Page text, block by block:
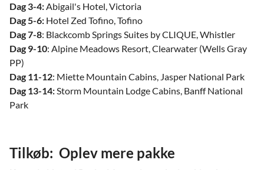
Dag 3-4:Abigail's Hotel, Victoria
Dag 5-6: Hotel Zed Tofino, Tofino
Dag 7-8: Blackcomb Springs Suites by CLIQUE, Whistler
Dag 9-10: Alpine Meadows Resort, Clearwater (Wells Gray
PP)
Dag 11-12: Miette Mountain Cabins, Jasper National Park
Dag 13-14:Storm Mountain Lodge Cabins, Banff National
Park
Tilkøb: Oplev mere pakke